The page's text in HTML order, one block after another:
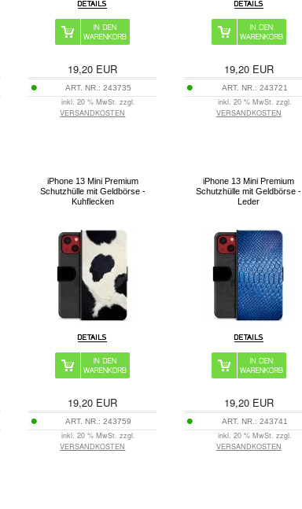
19,20 EUR
ART. NR.:243735
inkl. 20 % MwSt. zzgl.
VERSANDKOSTEN
19,20EUR
ART. NR.: 243721
inkl. 20 % MwSt. zzgl.
VERSANDKOSTEN
iPhone 13 Mini Premium
Schutzhülle mit Geldbörse -
Kuhflecken
19,20 EUR
ART. NR.:243759
inkl. 20 % MwSt. zzgl.
VERSANDKOSTEN
iPhone 13 Mini Premium
Schutzhülle mit Geldbörse -
Leder
19,20EUR
ART. NR.: 243741
inkl. 20 % MwSt. zzgl.
VERSANDKOSTEN